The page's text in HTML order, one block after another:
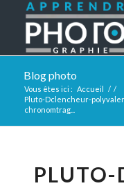
Blog photo
Vous êtes ici : Accueil / /
Pluto-Dclencheur-
chronomtrag...
PLUTO-